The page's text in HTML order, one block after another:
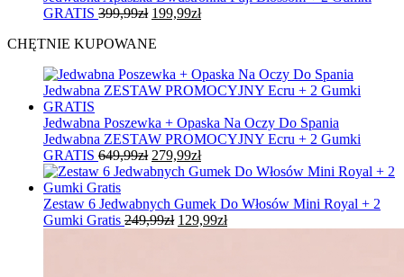
GRATIS 399,99zł Pierwotna
wynosiła:
199,99złAktualna
CHĘTNIE KUPOWANE
Jedwabna Poszewka + Opaska Na Oczy Do Spania
Jedwabna ZESTAW PROMOCYJNY Ecru + 2 Gumki
GRATIS 649,99zł Pierwotna
cena
649,99zł.
279,99złAktualna
cena
279,99zł.
Zestaw 6 Jedwabnych Gumek Do Włosów Mini Royal + 2
Gumki Gratis 249,99zł Pierwotna
129,99złAktualna